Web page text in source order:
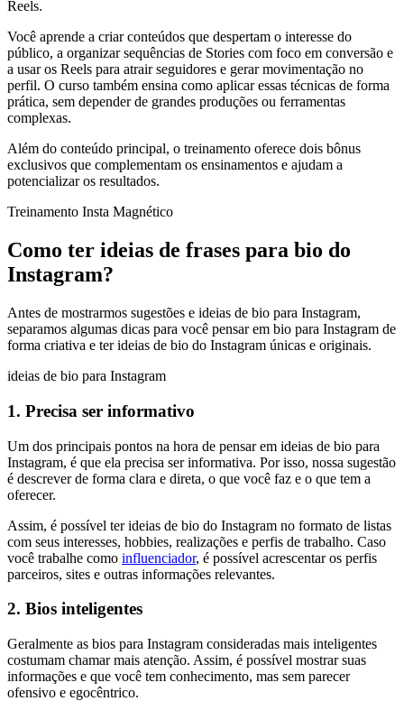
Reels.
Você aprende a criar conteúdos que despertam o interesse do
público, a organizar sequências de Stories com foco em conversão e
a usar os Reels para atrair seguidores e gerar movimentação no
perfil. O curso também ensina como aplicar essas técnicas de forma
prática, sem depender de grandes produções ou ferramentas
complexas.
Além do conteúdo principal, o treinamento oferece dois bônus
exclusivos que complementam os ensinamentos e ajudam a
potencializar os resultados.
Treinamento Insta Magnético
Como ter ideias de frases para bio do
Instagram?
Antes de mostrarmos sugestões e ideias de bio para Instagram,
separamos algumas dicas para você pensar em bio para Instagram de
forma criativa e ter ideias de bio do Instagram únicas e originais.
ideias de bio para Instagram
1. Precisa ser informativo
Um dos principais pontos na hora de pensar em ideias de bio para
Instagram, é que ela precisa ser informativa. Por isso, nossa sugestão
é descrever de forma clara e direta, o que você faz e o que tem a
oferecer.
Assim, é possível ter ideias de bio do Instagram no formato de listas
com seus interesses, hobbies, realizações e perfis de trabalho. Caso
você trabalhe como influenciador, é possível acrescentar os perfis
parceiros, sites e outras informações relevantes.
2. Bios inteligentes
Geralmente as bios para Instagram consideradas mais inteligentes
costumam chamar mais atenção. Assim, é possível mostrar suas
informações e que você tem conhecimento, mas sem parecer
ofensivo e egocêntrico.